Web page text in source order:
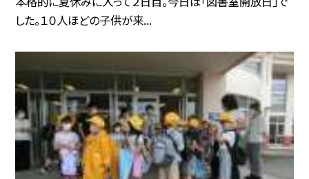
した。１０人ほどの子供が来...